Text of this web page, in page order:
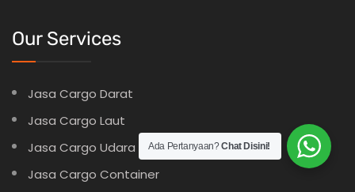
Our Services
Jasa Cargo Darat
Jasa Cargo Laut
Jasa Cargo Udara
Jasa Cargo Container
Ada Pertanyaan?Chat Disini!